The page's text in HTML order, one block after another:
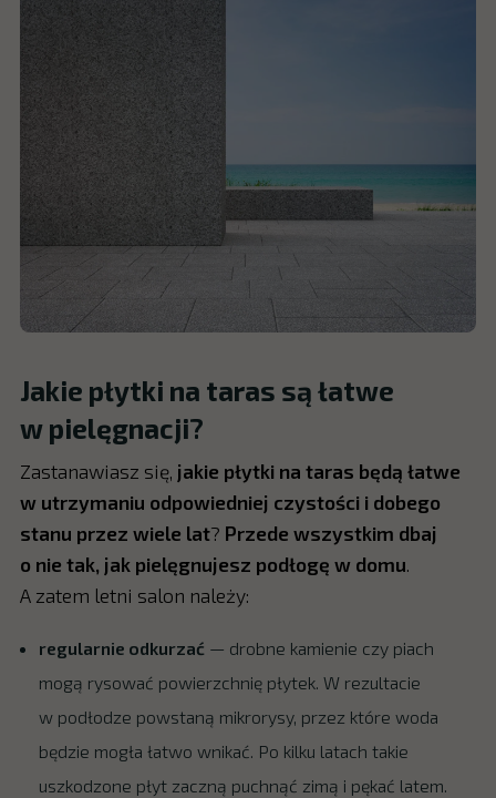
Jakie płytki na taras są łatwe
w pielęgnacji?
Zastanawiasz się, jakie płytki na taras będą łatwe
w utrzymaniu odpowiedniej czystości i dobego
stanu przez wiele lat? Przede wszystkim dbaj
o nie tak, jak pielęgnujesz podłogę w domu.
A zatem letni salon należy:
regularnie odkurzać — drobne kamienie czy piach
mogą rysować powierzchnię płytek. W rezultacie
w podłodze powstaną mikrorysy, przez które woda
będzie mogła łatwo wnikać. Po kilku latach takie
uszkodzone płyt zaczną puchnąć zimą i pękać latem.